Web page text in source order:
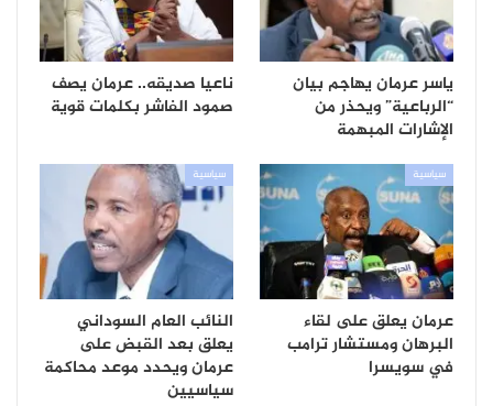
ياسر عرمان يهاجم بيان
“الرباعية” ويحذر من
الإشارات المبهمة
ناعيا صديقه.. عرمان يصف
صمود الفاشر بكلمات قوية
سياسية
عرمان يعلق على لقاء
البرهان ومستشار ترامب
في سويسرا
سياسية
النائب العام السوداني
يعلق بعد القبض على
عرمان ويحدد موعد محاكمة
سياسيين